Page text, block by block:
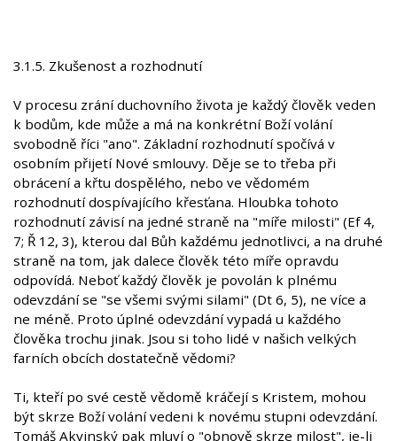
3.1.5. Zkušenost a rozhodnutí
V procesu zrání duchovního života je každý člověk veden
k bodům, kde může a má na konkrétní Boží volání
svobodně říci "ano". Základní rozhodnutí spočívá v
osobním přijetí Nové smlouvy. Děje se to třeba při
obrácení a křtu dospělého, nebo ve vědomém
rozhodnutí dospívajícího křesťana. Hloubka tohoto
rozhodnutí závisí na jedné straně na "míře milosti" (Ef 4,
7; Ř 12, 3), kterou dal Bůh každému jednotlivci, a na druhé
straně na tom, jak dalece člověk této míře opravdu
odpovídá. Neboť každý člověk je povolán k plnému
odevzdání se "se všemi svými silami" (Dt 6, 5), ne více a
ne méně. Proto úplné odevzdání vypadá u každého
člověka trochu jinak. Jsou si toho lidé v našich velkých
farních obcích dostatečně vědomi?
Ti, kteří po své cestě vědomě kráčejí s Kristem, mohou
být skrze Boží volání vedeni k novému stupni odevzdání.
Tomáš Akvinský pak mluví o "obnově skrze milost", je-li